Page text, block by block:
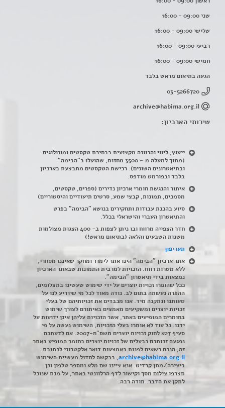
שני 09:00 - 16:00
שלישי 09:00 - 16:00
רביעי 09:00 - 16:00
חמישי 09:00 - 16:00
הגעה בתיאום מראש בלבד
03-5266720
archive@habima.org.il
שירותי הארכיון:
ייעוץ, ליווי והכוונה מקצועית בבחירת טקסטים ומונולוגים
(מתוך למעלה מ – 3500 מחזות, שהועלו ב"הבימה"
ובתיאטרונים השונים). רכישת הטקסטים מתבצעת בארכיון
בלבד ובפורמט מודפס.
איתור והנגשת חומרי ארכיון נדירים (ספרים, טקסטים,
מסמכים, תמונות, קבצי שמע, סרטים תיעודיים והיסטוריים)
סיוע בהכנת עבודות ותחקירים בנושא "הבימה" בפרט
והתיאטרון העברי והישראלי בכלל.
חדר הצפייה מרווח ובו ניתן לצפות ב- 400 הצגות מצולמות
משנות השבעים והלאה (בתיאום מראש!)
תעריפון
אתר ארכיון "הבימה" הינו אתר לימוד ומחקר שאיננו מסחרי,
ללא מטרות רווח. הזכויות למרבית התמונות שבאתר הארכיון
נמצאות בידי תיאטרון "הבימה".
ככל שהופרו זכויות יוצרים על ידי שימוש שעשינו בתצלומים,
ההפרה נעשתה בתום לב. נודה מאוד לכל מי שיודיע לנו על
טעותנו ונתקנה מיד. אנו מכבדים את זכויותיהם של בעלי
זכויות יוצרים ומשקיעים מאמצים באיתורם לצורך שימוש
בחומרים המופיעים באתר, אשר הזכויות עליהן אינן ידועות על
ידנו. כל עוד לא אותרו בעלי הזכויות, השימוש נעשה על פי
סעיף 27א לחוק זכויות יוצרים תשס"ח-2007. אם לדעתכם
נפגעה זכותכם כבעלים של זכויות יוצרים בחומר המופיע באתר
זה, הנכם רשאים לפנות באמצעות דואר אלקטרוני לכתובת:
archive@habima.org.il, בבקשה לחדול מעשיית השימוש
ביצירה/מתן קרדיט. אנא ציינו שם מלא ומספר טלפון וכן
תצרפו צילום מסך וקישור לדף הרלוונטי באתר, על מנת שנוכל
לתקן את הדבר. תודה רבה.